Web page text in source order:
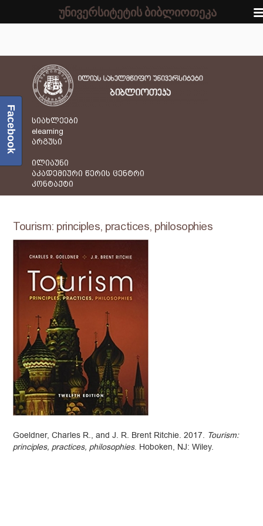
სიახლეები
elearning
არგუსი
ილიაუნი
აკადემიური წერის ცენტრი
კონტაქტი
Tourism: principles, practices, philosophies
Goeldner, Charles R., and J. R. Brent Ritchie. 2017. Tourism:
principles, practices, philosophies. Hoboken, NJ: Wiley.
Facebook
უნივერსიტეტის ბიბლიოთეკა